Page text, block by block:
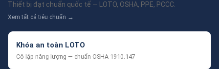
Thiết bị đạt chuẩn quốc tế — LOTO, OSHA, PPE, PCCC.
Xem tất cả tiêu chuẩn →
Khóa an toàn LOTO
Cô lập năng lượng — chuẩn OSHA 1910.147